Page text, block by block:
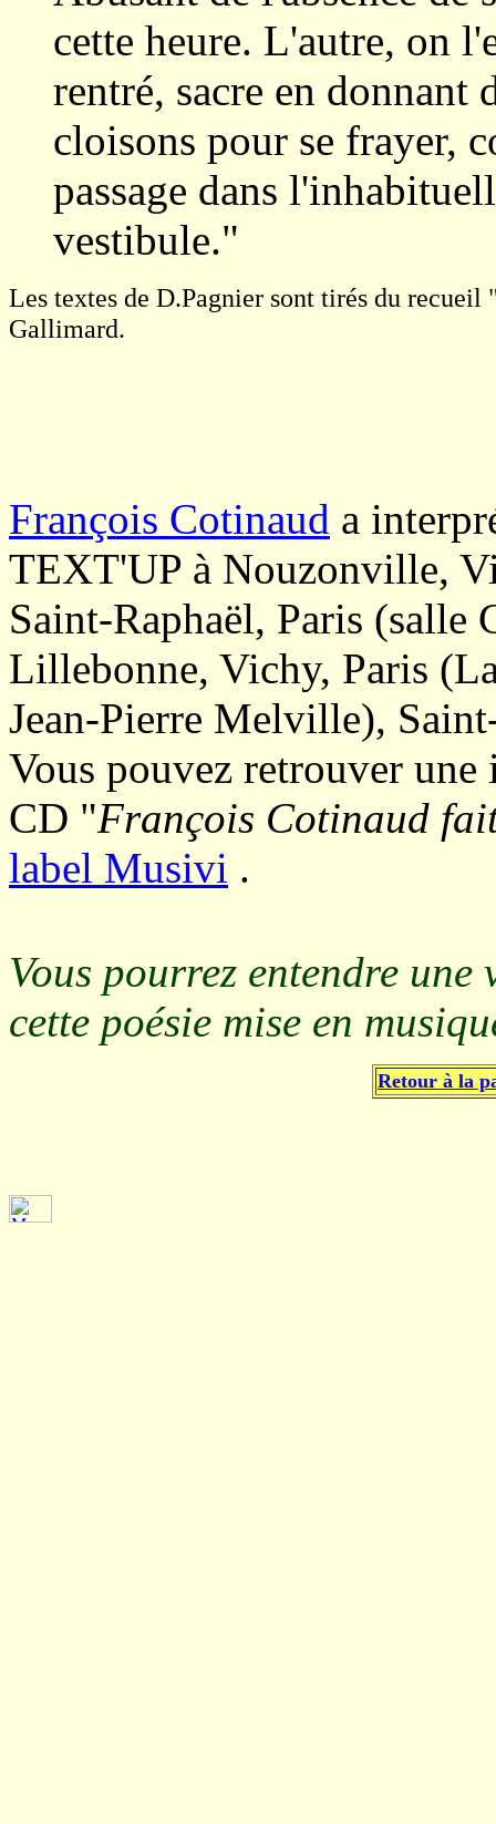
cette heure. L'autre, on
rentré, sacre en donnant
cloisons pour se frayer,
passage dans
vestibule."
Les textes de D.Pagnier sont tirés du
Gallimard.
François Cotinaud a
TEXT'UP à Nouzonville,
Saint-Raphaël, Paris
Lillebonne, Vichy, Paris
Jean-Pierre Melville),
Vous pouvez retrouver
CD "François Cotinaud
label Musivi .
Vous pourrez entendre
cette poésie mise en
Retour à la